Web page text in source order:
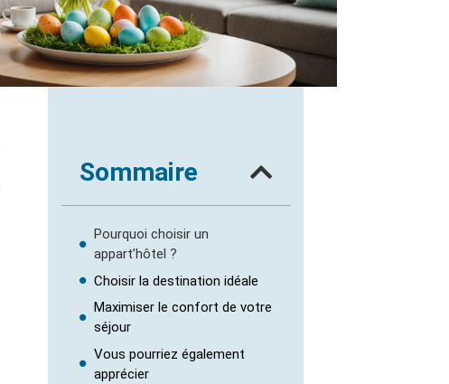
Sommaire
Pourquoi choisir un
appart’hôtel ?
Choisir la destination idéale
Maximiser le confort de votre
séjour
Vous pourriez également
apprécier